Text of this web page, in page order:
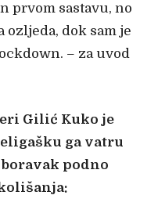
prvom sastavu, no
ozljeda, dok sam je
– za uvod
Gilić Kuko je
ga vatru
podno